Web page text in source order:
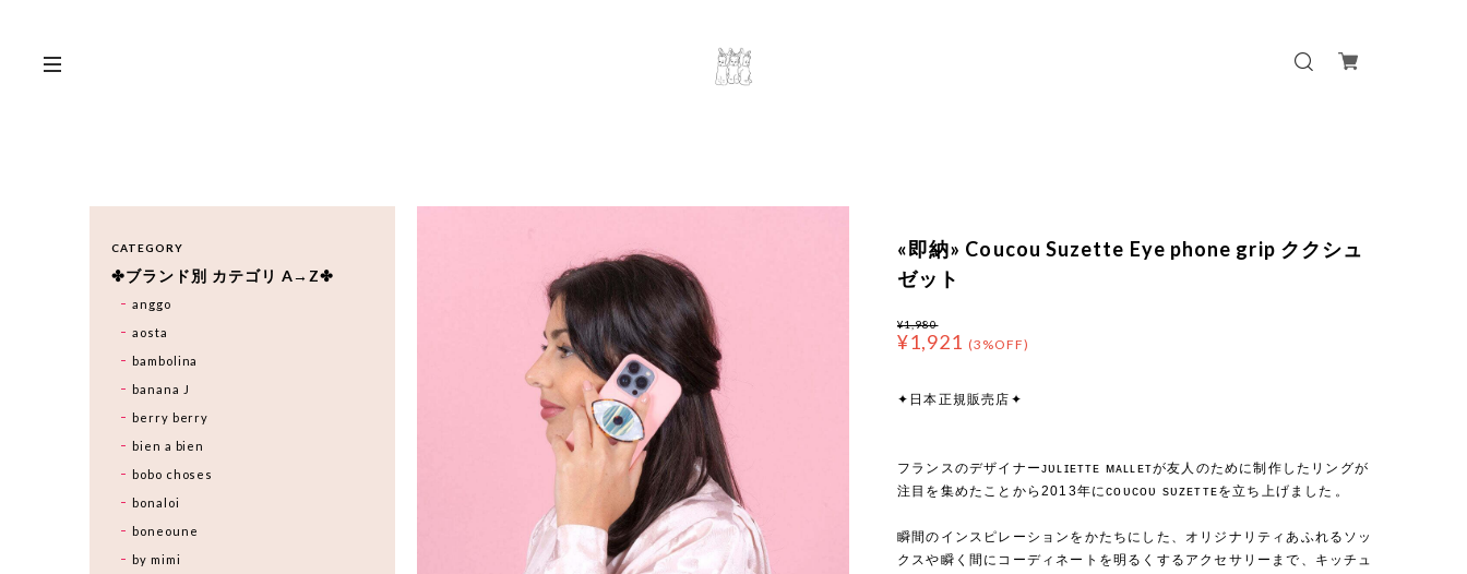
«即納» Coucou Suzette Eye phone grip ククシュ
ゼット
¥1,980
¥1,921 (3%OFF)
✦日本正規販売店✦
フランスのデザイナーᴊᴜʟɪᴇᴛᴛᴇ ᴍᴀʟʟᴇᴛが友人のために制作したリングが
注目を集めたことから2013年にᴄᴏᴜᴄᴏᴜ sᴜᴢᴇᴛᴛᴇを立ち上げました⁡。
瞬間のインスピレーションをかたちにした、オリジナリティあふれるソッ
クスや瞬く間にコーディネートを明るくするアクセサリーまで、キッチュ
CATEGORY
✤ブランド別 カテゴリ A→Z✤
anggo
aosta
bambolina
banana J
berry berry
bien a bien
bobo choses
bonaloi
boneoune
by mimi